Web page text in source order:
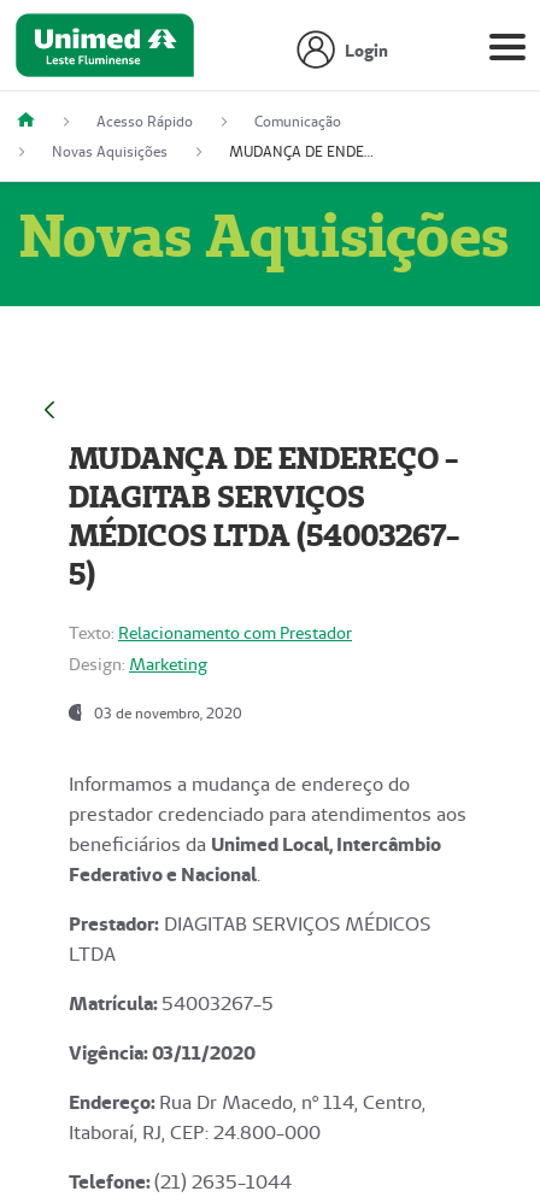
Login
Acesso Rápido
Comunicação
Novas Aquisições
MUDANÇA DE ENDEREÇO - DIAGITAB SERVIÇOS MÉDICOS LTDA (54003267-5)
Novas Aquisições
MUDANÇA DE ENDEREÇO -
DIAGITAB SERVIÇOS
MÉDICOS LTDA (54003267-
5)
Texto: Relacionamento com Prestador
Design: Marketing
03 de novembro, 2020
Informamos a mudança de endereço do
prestador credenciado para atendimentos aos
beneficiários da Unimed Local, Intercâmbio
Federativo e Nacional.
Prestador: DIAGITAB SERVIÇOS MÉDICOS
LTDA
Matrícula:54003267-5
Vigência: 03/11/2020
Endereço:Rua Dr Macedo, nº 114, Centro,
Itaboraí, RJ, CEP: 24.800-000
Telefone:(21) 2635-1044